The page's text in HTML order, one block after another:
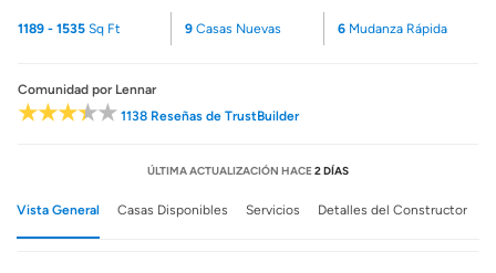
1189 - 1535 Sq Ft 9Casas Nuevas 6 Mudanza Rápida
Comunidad por Lennar
1138 Reseñas de TrustBuilder
ÚLTIMA ACTUALIZACIÓN HACE2 DÍAS
Vista General Casas Disponibles Servicios Detalles del Constructor